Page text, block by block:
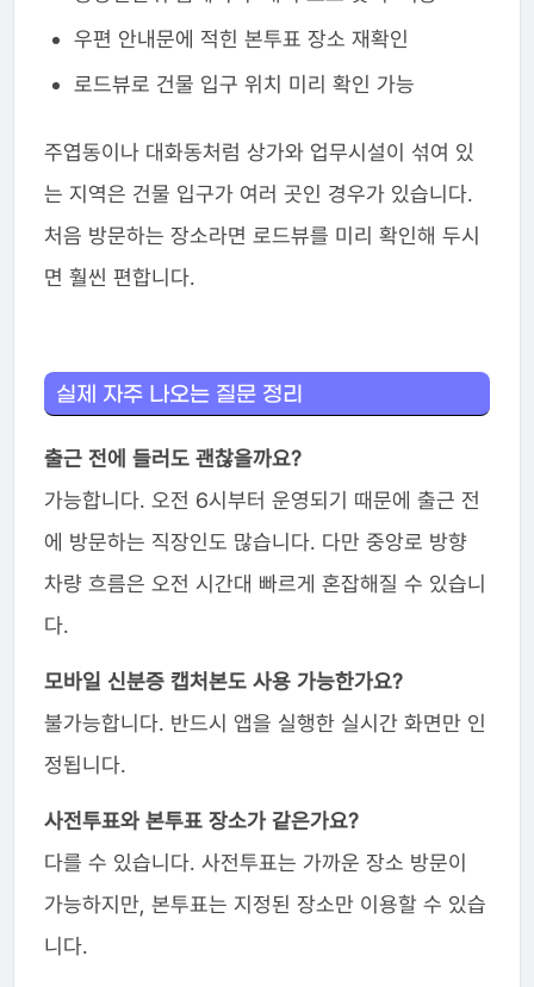
우편 안내문에 적힌 본투표 장소 재확인
로드뷰로 건물 입구 위치 미리 확인 가능
주엽동이나 대화동처럼 상가와 업무시설이 섞여 있
는 지역은 건물 입구가 여러 곳인 경우가 있습니다.
처음 방문하는 장소라면 로드뷰를 미리 확인해 두시
면 훨씬 편합니다.
실제 자주 나오는 질문 정리
출근 전에 들러도 괜찮을까요?
가능합니다. 오전 6시부터 운영되기 때문에 출근 전
에 방문하는 직장인도 많습니다. 다만 중앙로 방향
차량 흐름은 오전 시간대 빠르게 혼잡해질 수 있습니
다.
모바일 신분증 캡처본도 사용 가능한가요?
불가능합니다. 반드시 앱을 실행한 실시간 화면만 인
정됩니다.
사전투표와 본투표 장소가 같은가요?
다를 수 있습니다. 사전투표는 가까운 장소 방문이
가능하지만, 본투표는 지정된 장소만 이용할 수 있습
니다.